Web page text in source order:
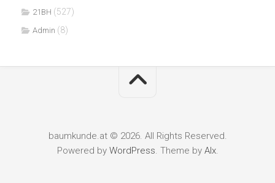
21BH (527)
Admin (8)
baumkunde.at © 2026. All Rights Reserved.
Powered by WordPress. Theme by Alx.